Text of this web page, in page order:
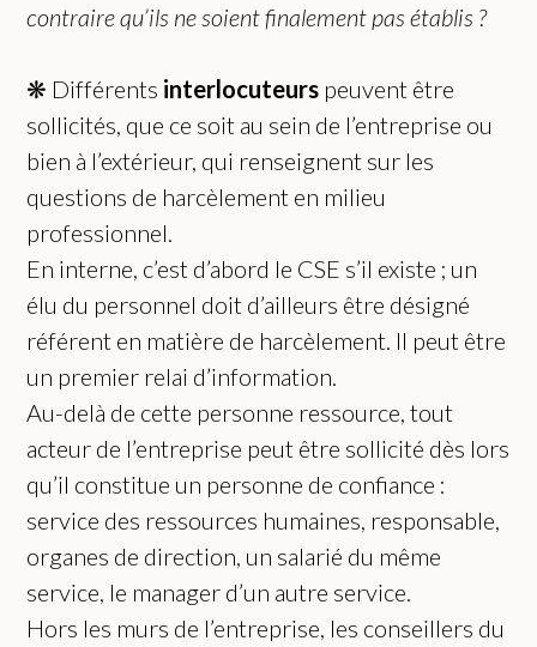
contraire qu’ils ne soient finalement pas établis ?
❋ Différents interlocuteurs peuvent être
sollicités, que ce soit au sein de l’entreprise ou
bien à l’extérieur, qui renseignent sur les
questions de harcèlement en milieu
professionnel.
En interne, c’est d’abord le CSE s’il existe ; un
élu du personnel doit d’ailleurs être désigné
référent en matière de harcèlement. Il peut être
un premier relai d’information.
Au-delà de cette personne ressource, tout
acteur de l’entreprise peut être sollicité dès lors
qu’il constitue un personne de confiance :
service des ressources humaines, responsable,
organes de direction, un salarié du même
service, le manager d’un autre service.
Hors les murs de l’entreprise, les conseillers du